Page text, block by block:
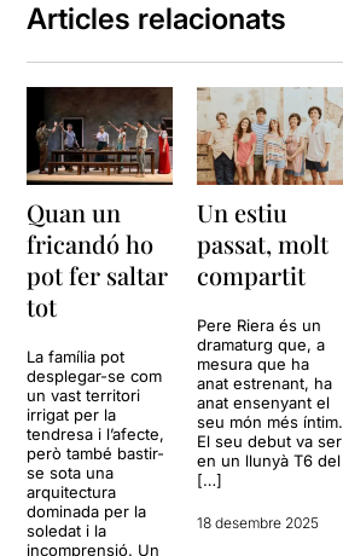
Articles relacionats
Quan un
fricandó ho
pot fer saltar
tot
La família pot
desplegar-se com
un vast territori
irrigat per la
tendresa i l’afecte,
però també bastir-
se sota una
arquitectura
dominada per la
soledat i la
incomprensió. Un
Un estiu
passat, molt
compartit
Pere Riera és un
dramaturg que, a
mesura que ha
anat estrenant, ha
anat ensenyant el
seu món més íntim.
El seu debut va ser
en un llunyà T6 del
[…]
18 desembre 2025